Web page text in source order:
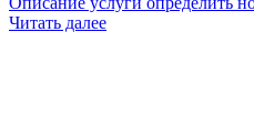
Читать далее